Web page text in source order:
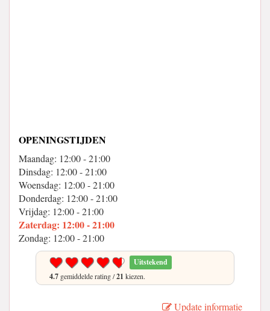
OPENINGSTIJDEN
Maandag: 12:00 - 21:00
Dinsdag: 12:00 - 21:00
Woensdag: 12:00 - 21:00
Donderdag: 12:00 - 21:00
Vrijdag: 12:00 - 21:00
Zaterdag: 12:00 - 21:00
Zondag: 12:00 - 21:00
Uitstekend
4.7 gemiddelde rating /21 kiezen.
Update informatie